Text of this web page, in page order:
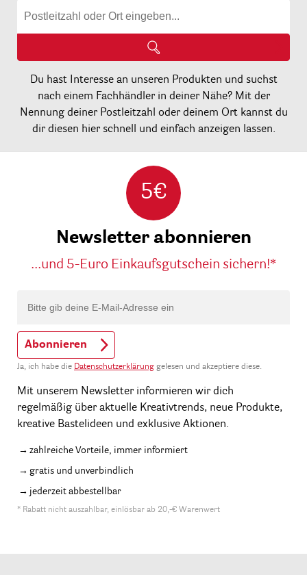
Du hast Interesse an unseren Produkten und suchst
nach einem Fachhändler in deiner Nähe? Mit der
Nennung deiner Postleitzahl oder deinem Ort kannst du
dir diesen hier schnell und einfach anzeigen lassen.
5€
Newsletter abonnieren
...und 5-Euro Einkaufsgutschein sichern!*
Abonnieren
Ja, ich habe die Datenschutzerklärung gelesen und akzeptiere diese.
Mit unserem Newsletter informieren wir dich
regelmäßig über aktuelle Kreativtrends, neue Produkte,
kreative Bastelideen und exklusive Aktionen.
zahlreiche Vorteile, immer informiert
gratis und unverbindlich
jederzeit abbestellbar
* Rabatt nicht auszahlbar, einlösbar ab 20,-€ Warenwert